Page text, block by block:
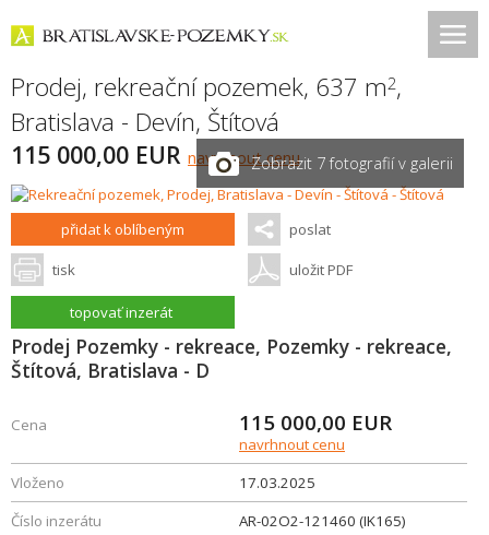
Prodej, rekreační pozemek, 637 m2,
Bratislava - Devín, Štítová
115 000,00 EUR navrhnout cenuZobrazit 7 fotografií v galerii
přidat k oblíbeným poslat
tisk uložit PDF
topovať inzerát
Prodej Pozemky - rekreace, Pozemky - rekreace,
Štítová, Bratislava - D
Cena 115 000,00 EUR
navrhnout cenu
Vloženo
17.03.2025
Číslo inzerátu
AR-02O2-121460 (IK165)